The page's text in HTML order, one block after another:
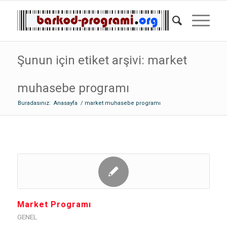
Şunun için etiket arşivi: market
muhasebe programı
Buradasınız: Anasayfa / market muhasebe programı
Market Programı
GENEL